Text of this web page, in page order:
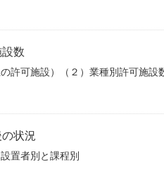
数
許可施設）（２）業種別許可施
状況
置者別と課程別